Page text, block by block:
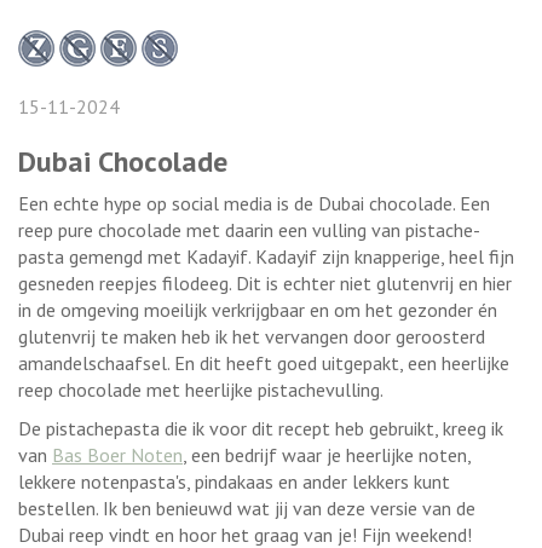
15-11-2024
Dubai Chocolade
Een echte hype op social media is de Dubai chocolade. Een
reep pure chocolade met daarin een vulling van pistache-
pasta gemengd met Kadayif. Kadayif zijn knapperige, heel fijn
gesneden reepjes filodeeg. Dit is echter niet glutenvrij en hier
in de omgeving moeilijk verkrijgbaar en om het gezonder én
glutenvrij te maken heb ik het vervangen door geroosterd
amandelschaafsel. En dit heeft goed uitgepakt, een heerlijke
reep chocolade met heerlijke pistachevulling.
De pistachepasta die ik voor dit recept heb gebruikt, kreeg ik
van Bas Boer Noten, een bedrijf waar je heerlijke noten,
lekkere notenpasta's, pindakaas en ander lekkers kunt
bestellen. Ik ben benieuwd wat jij van deze versie van de
Dubai reep vindt en hoor het graag van je! Fijn weekend!